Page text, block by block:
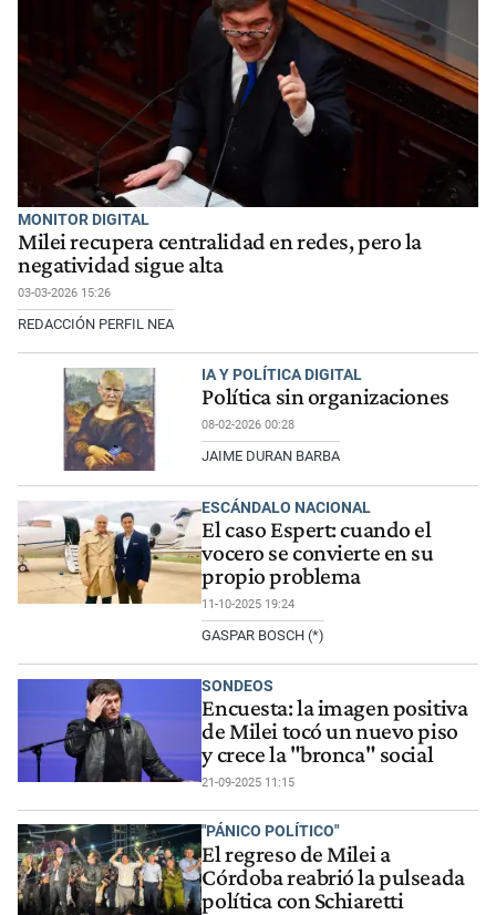
MONITOR DIGITAL
Milei recupera centralidad en redes, pero la
negatividad sigue alta
03-03-2026 15:26
REDACCIÓN PERFIL NEA
IA Y POLÍTICA DIGITAL
Política sin organizaciones
08-02-2026 00:28
JAIME DURAN BARBA
ESCÁNDALO NACIONAL
El caso Espert: cuando el
vocero se convierte en su
propio problema
11-10-2025 19:24
GASPAR BOSCH (*)
SONDEOS
Encuesta: la imagen positiva
de Milei tocó un nuevo piso
y crece la "bronca" social
21-09-2025 11:15
"PÁNICO POLÍTICO"
El regreso de Milei a
Córdoba reabrió la pulseada
política con Schiaretti